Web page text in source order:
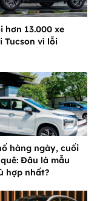
hơn 13.000 xe
Tucson vì lỗi
hàng ngày, cuối
Đâu là mẫu
hợp nhất?